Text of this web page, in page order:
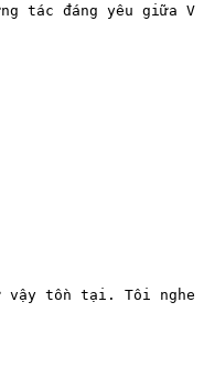
tác đáng yêu giữa
vậy tồn tại. Tôi